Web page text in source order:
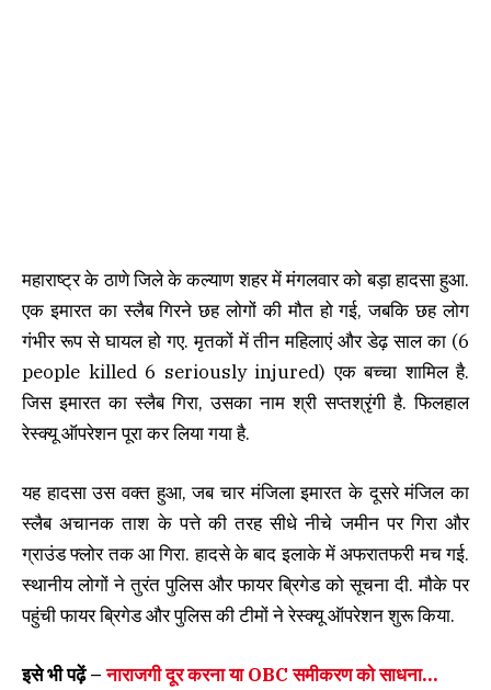
महाराष्ट्र के ठाणे जिले के कल्याण शहर में मंगलवार को बड़ा हादसा हुआ.
एक इमारत का स्लैब गिरने छह लोगों की मौत हो गई, जबकि छह लोग
गंभीर रूप से घायल हो गए. मृतकों में तीन महिलाएं और डेढ़ साल का (6
people killed 6 seriously injured) एक बच्चा शामिल है.
जिस इमारत का स्लैब गिरा, उसका नाम श्री सप्तश्रृंगी है. फिलहाल
रेस्क्यू ऑपरेशन पूरा कर लिया गया है.
यह हादसा उस वक्त हुआ, जब चार मंजिला इमारत के दूसरे मंजिल का
स्लैब अचानक ताश के पत्ते की तरह सीधे नीचे जमीन पर गिरा और
ग्राउंड फ्लोर तक आ गिरा. हादसे के बाद इलाके में अफरातफरी मच गई.
स्थानीय लोगों ने तुरंत पुलिस और फायर ब्रिगेड को सूचना दी. मौके पर
पहुंची फायर ब्रिगेड और पुलिस की टीमों ने रेस्क्यू ऑपरेशन शुरू किया.
इसे भी पढ़ें –नाराजगी दूर करना या OBC समीकरण को साधना…